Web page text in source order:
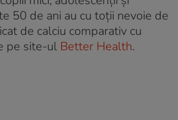
50 de ani au cu toții nevoie de
de calciu comparativ cu
pe site-ul Better Health.